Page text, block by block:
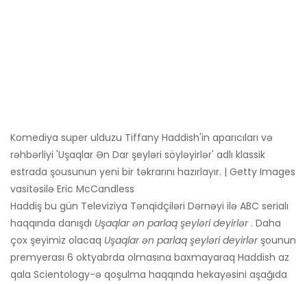
Komediya super ulduzu Tiffany Haddish'in aparıcıları və
rəhbərliyi 'Uşaqlar Ən Dar şeyləri söyləyirlər' adlı klassik
estrada şousunun yeni bir təkrarını hazırlayır. | Getty Images
vasitəsilə Eric McCandless
Haddiş bu gün Televiziya Tənqidçiləri Dərnəyi ilə ABC serialı
haqqında danışdı Uşaqlar ən parlaq şeyləri deyirlər. Daha
çox şeyimiz olacaq Uşaqlar ən parlaq şeyləri deyirlərşounun
premyerası 6 oktyabrda olmasına baxmayaraq Haddish az
qala Scientology-ə qoşulma haqqında hekayəsini aşağıda